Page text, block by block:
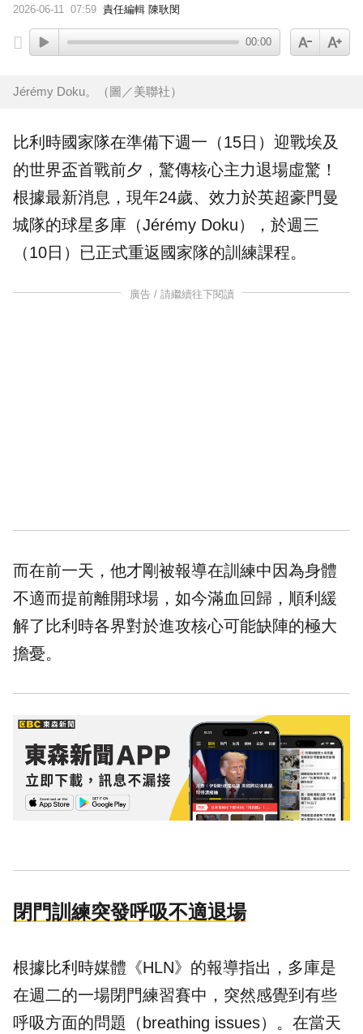
2026-06-11 07:59 責任編輯 陳耿閔
00:00
Jérémy Doku。（圖／美聯社）
比利時國家隊在準備下週一（15日）迎戰埃及
的世界盃首戰前夕，驚傳核心主力退場虛驚！
根據最新消息，現年24歲、效力於英超豪門曼
城隊的球星多庫（Jérémy Doku），於週三
（10日）已正式重返國家隊的訓練課程。
廣告 / 請繼續往下閱讀
而在前一天，他才剛被報導在訓練中因為身體
不適而提前離開球場，如今滿血回歸，順利緩
解了比利時各界對於進攻核心可能缺陣的極大
擔憂。
閉門訓練突發呼吸不適退場
根據比利時媒體《HLN》的報導指出，多庫是
在週二的一場閉門練習賽中，突然感覺到有些
呼吸方面的問題（breathing issues）。在當天